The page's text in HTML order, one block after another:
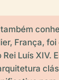
França, foi
Luís XIV.